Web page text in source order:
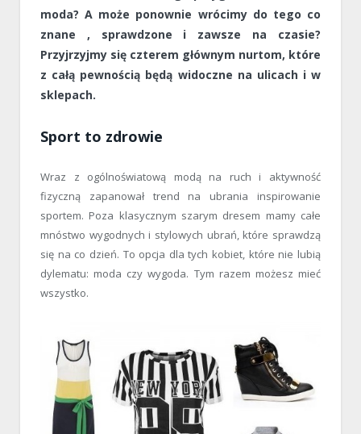
moda? A może ponownie wrócimy do tego co
znane , sprawdzone i zawsze na czasie?
Przyjrzyjmy się czterem głównym nurtom, które
z całą pewnością będą widoczne na ulicach i w
sklepach.
Sport to zdrowie
Wraz z ogólnoświatową modą na ruch i aktywność
fizyczną zapanował trend na ubrania inspirowanie
sportem. Poza klasycznym szarym dresem mamy całe
mnóstwo wygodnych i stylowych ubrań, które sprawdzą
się na co dzień. To opcja dla tych kobiet, które nie lubią
dylematu: moda czy wygoda. Tym razem możesz mieć
wszystko.